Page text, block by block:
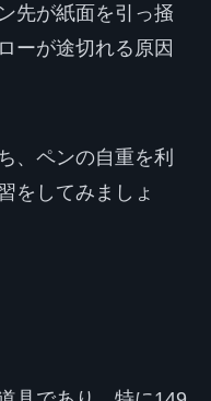
先が紙面を引っ掻
ーが途切れる原因
、ペンの自重を利
をしてみましょ